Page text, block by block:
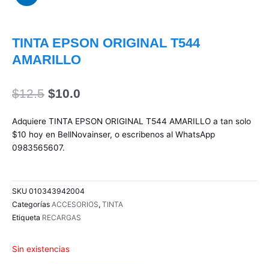
TINTA EPSON ORIGINAL T544
AMARILLO
$12.5 El
original
era:
$12.5.
$10.0
actual
es:
Adquiere TINTA EPSON ORIGINAL T544 AMARILLO a tan solo
$10 hoy en BellNovainser, o escribenos al WhatsApp
0983565607.
SKU 010343942004
Categorías ACCESORIOS, TINTA
Etiqueta RECARGAS
Sin existencias